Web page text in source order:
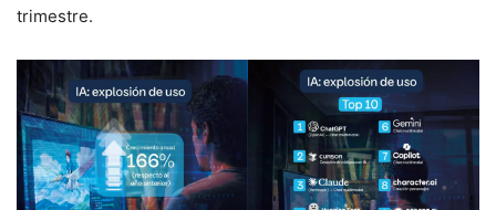
trimestre.